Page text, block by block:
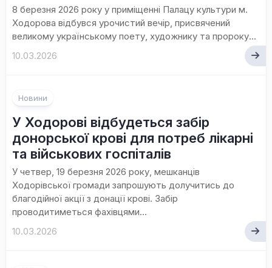
8 березня 2026 року у приміщенні Палацу культури м.
Ходорова відбувся урочистий вечір, присвячений
великому українському поету, художнику та пророку...
10.03.2026
Новини
У Ходорові відбудеться забір
донорської крові для потреб лікарні
та військових госпіталів
У четвер, 19 березня 2026 року, мешканців
Ходорівської громади запрошують долучитись до
благодійної акції з донації крові. Забір
проводитиметься фахівцями...
10.03.2026